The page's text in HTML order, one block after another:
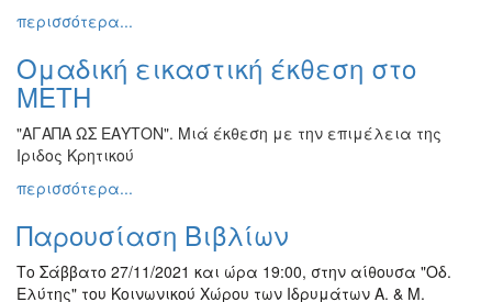
περισσότερα...
Ομαδική εικαστική έκθεση στο
ΜΕΤΗ
"ΑΓΑΠΑ ΩΣ ΕΑΥΤΟΝ". Μιά έκθεση με την επιμέλεια της
Ιριδος Κρητικού
περισσότερα...
Παρουσίαση Bιβλίων
Το Σάββατο 27/11/2021 και ώρα 19:00, στην αίθουσα "Οδ.
Ελύτης" του Κοινωνικού Χώρου των Ιδρυμάτων Α. & Μ.